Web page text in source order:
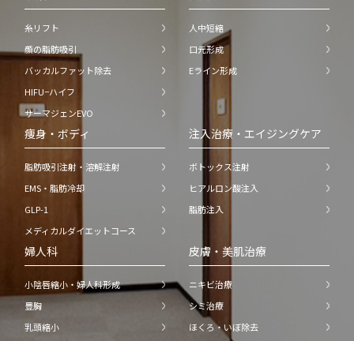
糸リフト
顔の脂肪吸引
バッカルファット除去
HIFU−ハイフ
サーマジェンEVO
人中短縮
口元形成
Eライン形成
痩身・ボディ
脂肪吸引注射・溶解注射
EMS・脂肪冷却
GLP-1
メディカルダイエットコース
注入治療・エイジングケア
ボトックス注射
ヒアルロン酸注入
脂肪注入
婦人科
小陰唇縮小・婦人科形成
豊胸
乳頭縮小
皮膚・美肌治療
ニキビ治療
シミ治療
ほくろ・いぼ除去